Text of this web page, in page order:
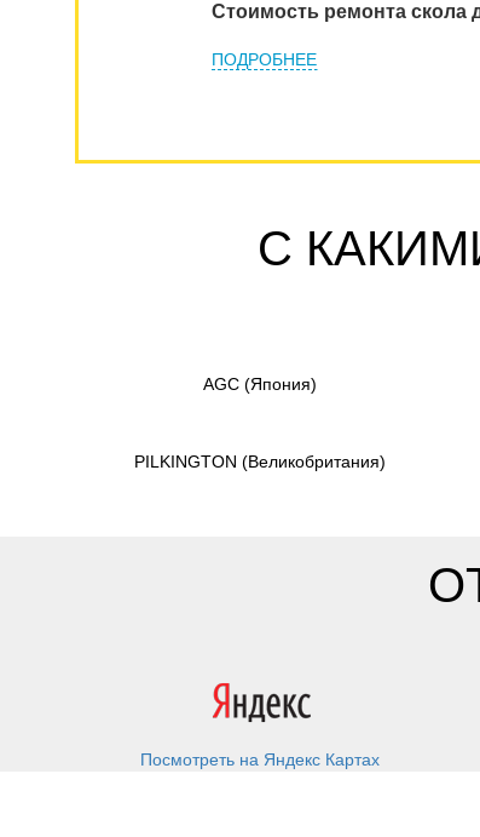
Стоимость ремонта скола
ПОДРОБНЕЕ
С
AGC (Япония)
PILKINGTON (Великобритания)
Посмотреть на Яндекс Картах